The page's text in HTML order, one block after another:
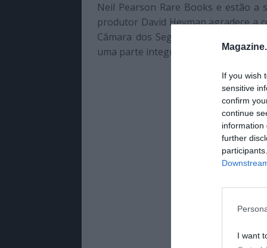
If you wish
sensitive
confirm
continue
information
further
I want
Neil Pearson Rare Books e estão a
produtor David Heyman agradece a
Câmara dos Segredos”, admitindo
uma parte integral dos filmes.